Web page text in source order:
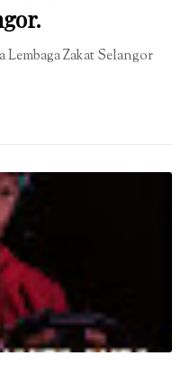
Lembaga Zakat Selangor